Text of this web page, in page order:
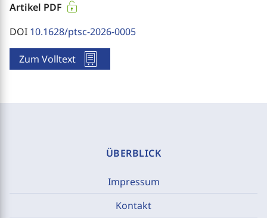
Artikel PDF
DOI 10.1628/ptsc-2026-0005
Zum Volltext
ÜBERBLICK
Impressum
Kontakt